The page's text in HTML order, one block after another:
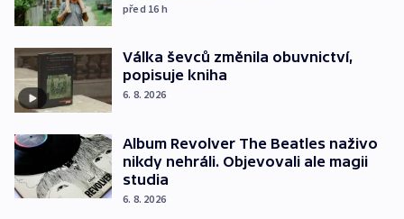
před 16 h
Válka ševců změnila obuvnictví,
popisuje kniha
6. 8. 2026
Album Revolver The Beatles naživo
nikdy nehráli. Objevovali ale magii
studia
6. 8. 2026